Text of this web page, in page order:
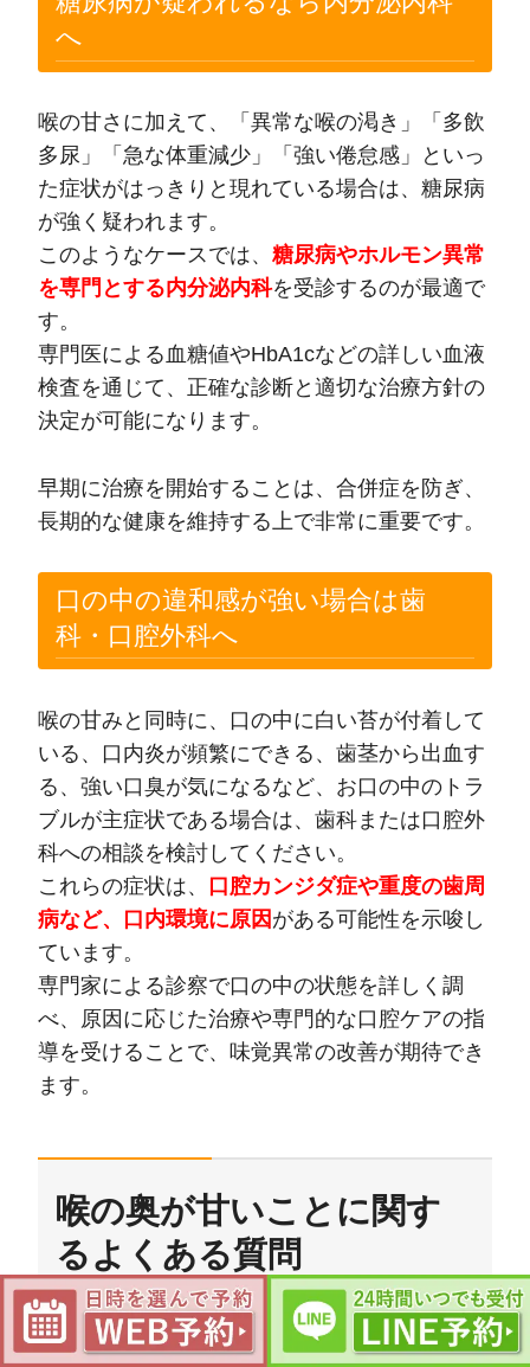
へ
喉の甘さに加えて、「異常な喉の渇き」「多飲
多尿」「急な体重減少」「強い倦怠感」といっ
た症状がはっきりと現れている場合は、糖尿病
が強く疑われます。
このようなケースでは、 糖尿病やホルモン異常
を専門とする内分泌内科を受診するのが最適で
す。
専門医による血糖値やHbA1cなどの詳しい血液
検査を通じて、正確な診断と適切な治療方針の
決定が可能になります。
早期に治療を開始することは、合併症を防ぎ、
長期的な健康を維持する上で非常に重要です。
口の中の違和感が強い場合は歯
科・口腔外科へ
喉の甘みと同時に、口の中に白い苔が付着して
いる、口内炎が頻繁にできる、歯茎から出血す
る、強い口臭が気になるなど、お口の中のトラ
ブルが主症状である場合は、歯科または口腔外
科への相談を検討してください。
これらの症状は、 口腔カンジダ症や重度の歯周
病など、口内環境に原因 がある可能性を示唆し
ています。
専門家による診察で口の中の状態を詳しく調
べ、原因に応じた治療や専門的な口腔ケアの指
導を受けることで、味覚異常の改善が期待でき
ます。
喉の奥が甘いことに関す
るよくある質問
喉の奥の違和感や普段とは異なる感覚につい